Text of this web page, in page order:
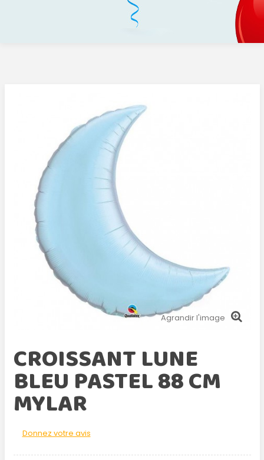
Agrandir l'image
CROISSANT LUNE
BLEU PASTEL 88 CM
MYLAR
Donnez votre avis